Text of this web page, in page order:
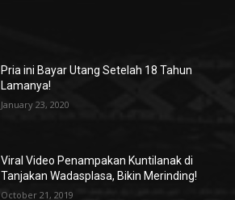
Pria ini Bayar Utang Setelah 18 Tahun
Lamanya!
January 23, 2020
Viral Video Penampakan Kuntilanak di
Tanjakan Wadasplasa, Bikin Merinding!
October 21, 2019